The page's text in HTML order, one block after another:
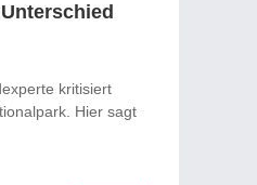
kritisiert
Hier sagt